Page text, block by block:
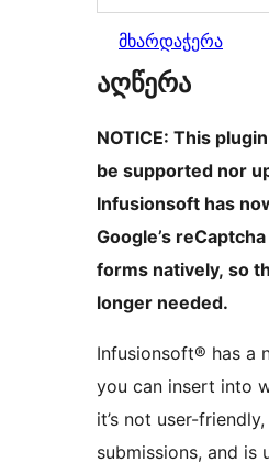
მხარდაჭერა
აღწერა
NOTICE: This
be supported nor
Infusionsoft has
Google’s
forms natively, so
longer needed.
Infusionsoft® has a
you can insert into
it’s not user-
submissions, and is